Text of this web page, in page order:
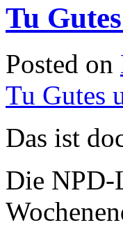
Tu
Posted on
Tu Gutes
Das ist
Die NPD-